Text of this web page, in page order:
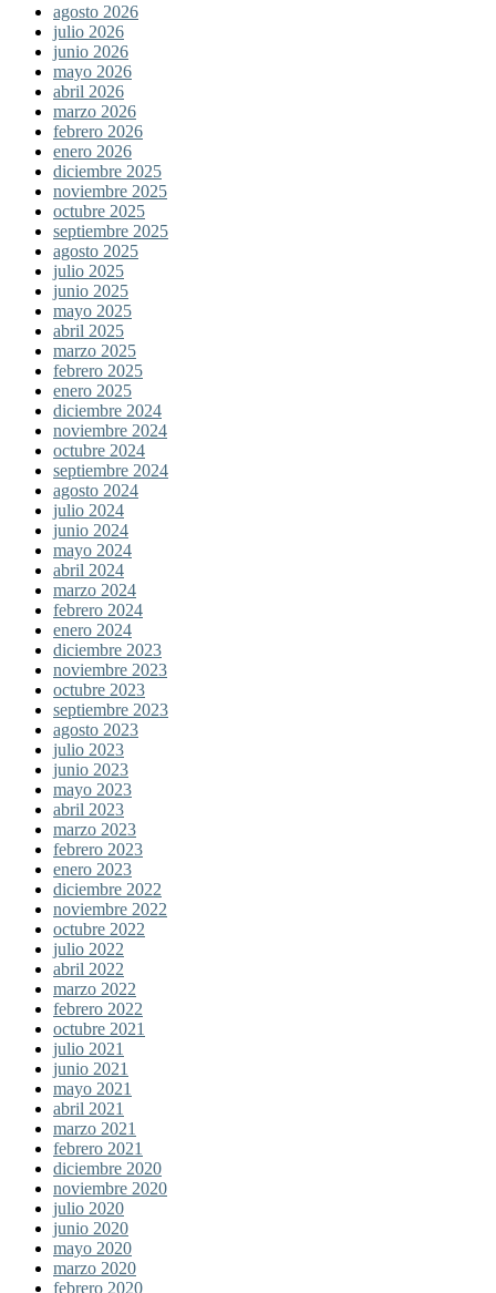
agosto 2026
julio 2026
junio 2026
mayo 2026
abril 2026
marzo 2026
febrero 2026
enero 2026
diciembre 2025
noviembre 2025
octubre 2025
septiembre 2025
agosto 2025
julio 2025
junio 2025
mayo 2025
abril 2025
marzo 2025
febrero 2025
enero 2025
diciembre 2024
noviembre 2024
octubre 2024
septiembre 2024
agosto 2024
julio 2024
junio 2024
mayo 2024
abril 2024
marzo 2024
febrero 2024
enero 2024
diciembre 2023
noviembre 2023
octubre 2023
septiembre 2023
agosto 2023
julio 2023
junio 2023
mayo 2023
abril 2023
marzo 2023
febrero 2023
enero 2023
diciembre 2022
noviembre 2022
octubre 2022
julio 2022
abril 2022
marzo 2022
febrero 2022
octubre 2021
julio 2021
junio 2021
mayo 2021
abril 2021
marzo 2021
febrero 2021
diciembre 2020
noviembre 2020
julio 2020
junio 2020
mayo 2020
marzo 2020
febrero 2020